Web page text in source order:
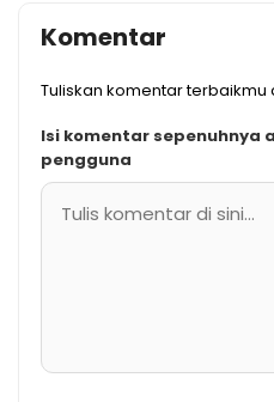
Komentar
Tuliskan komentar terbaikmu
Isi komentar sepenuhnya
pengguna